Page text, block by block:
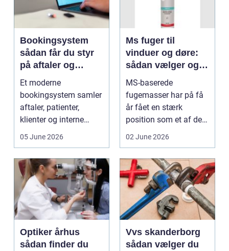
Bookingsystem
sådan får du styr
på aftaler og
arbejdsgange
Et moderne
bookingsystem samler
aftaler, patienter,
klienter og interne
arbejdsgange ét sted. I
05 June 2026
Ms fuger til
vinduer og døre:
sådan vælger og
bruger du dem
rigtigt
MS-baserede
fugemasser har på få
år fået en stærk
position som et af de
mest alsidige valg til
02 June 2026
Optiker århus
sådan finder du
Vvs skanderborg
sådan vælger du